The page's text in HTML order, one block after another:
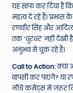
यह साफ कर दिया है कि
महत्व दे रहे हैं। प्रभास
रणवीर सिंह और
तक ‘धुरंधर’ नहीं देखी
अनुभव से चूक रहे हैं।
Call to Action:क्या
वापसी कर पाएंगे? या
नीचे कमेंट्स में जरूर